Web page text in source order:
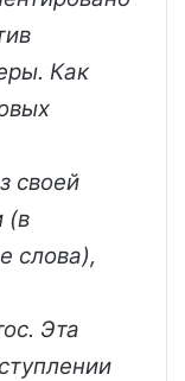
Как
своей
(в
слова),
Эта